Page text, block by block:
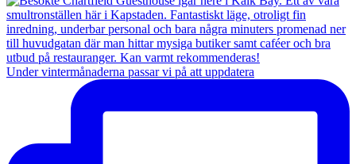
Under vintermånaderna passar vi på att uppdatera